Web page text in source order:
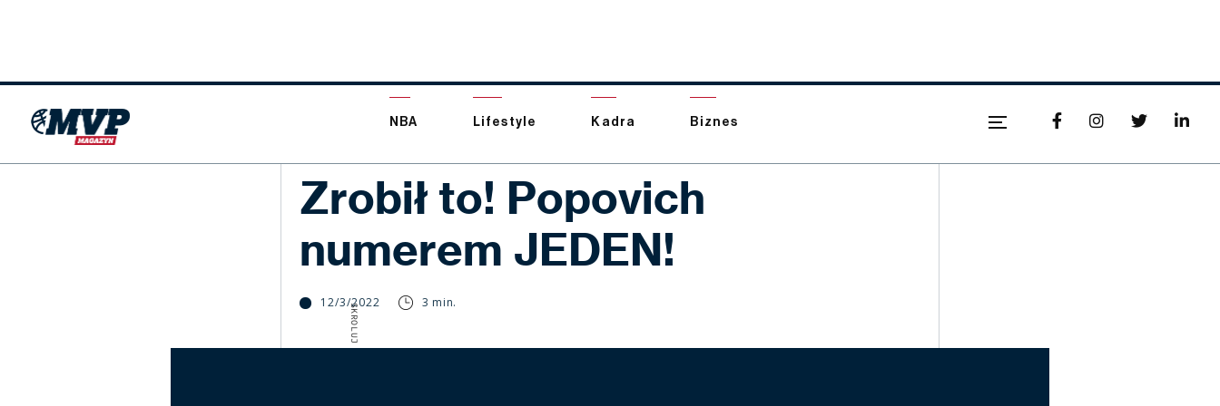
NBA Lifestyle Kadra Biznes    
Zrobił to! Popovich
numerem JEDEN!
12/3/2022 3 min.
SKROLUJ W DÓŁ